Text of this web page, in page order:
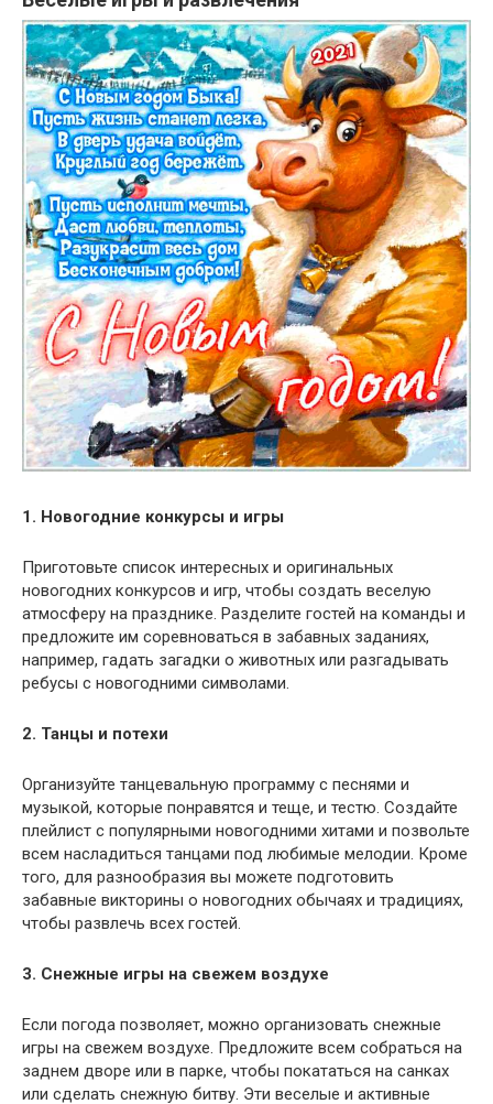
1. Новогодние конкурсы и игры
Приготовьте список интересных и оригинальных
новогодних конкурсов и игр, чтобы создать веселую
атмосферу на празднике. Разделите гостей на команды и
предложите им соревноваться в забавных заданиях,
например, гадать загадки о животных или разгадывать
ребусы с новогодними символами.
2. Танцы и потехи
Организуйте танцевальную программу с песнями и
музыкой, которые понравятся и теще, и тестю. Создайте
плейлист с популярными новогодними хитами и позвольте
всем насладиться танцами под любимые мелодии. Кроме
того, для разнообразия вы можете подготовить
забавные викторины о новогодних обычаях и традициях,
чтобы развлечь всех гостей.
3. Снежные игры на свежем воздухе
Если погода позволяет, можно организовать снежные
игры на свежем воздухе. Предложите всем собраться на
заднем дворе или в парке, чтобы покататься на санках
или сделать снежную битву. Эти веселые и активные